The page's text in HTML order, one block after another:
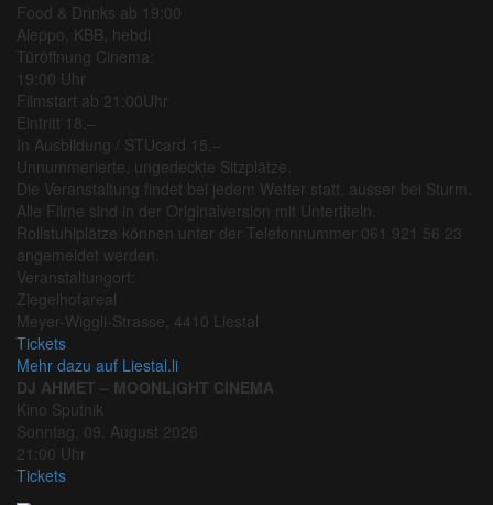
Food & Drinks ab 19:00
Aleppo, KBB, hebdi
Türöffnung Cinema:
19:00 Uhr
Filmstart ab 21:00Uhr
Eintritt 18.–
In Ausbildung / STUcard 15.–
Unnummerierte, ungedeckte Sitzplätze.
Die Veranstaltung findet bei jedem Wetter statt, ausser bei Sturm.
Alle Filme sind in der Originalversion mit Untertiteln.
Rollstuhlplätze können unter der Telefonnummer 061 921 56 23
angemeldet werden.
Veranstaltungort:
Ziegelhofareal
Meyer-Wiggli-Strasse, 4410 Liestal
Tickets
Mehr dazu auf Liestal.li
DJ AHMET – MOONLIGHT CINEMA
Kino Sputnik
Sonntag, 09. August 2026
21:00 Uhr
Tickets